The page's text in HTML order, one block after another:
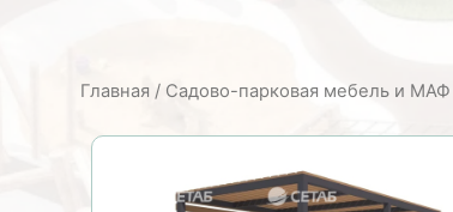
Главная / Садово-парковая мебель и МАФ